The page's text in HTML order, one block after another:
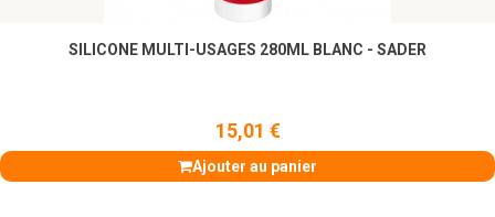
SILICONE MULTI-USAGES 280ML BLANC - SADER
15,01 €
Ajouter au panier